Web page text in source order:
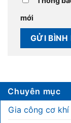
mới
Chuyên mục
Gia công cơ khí